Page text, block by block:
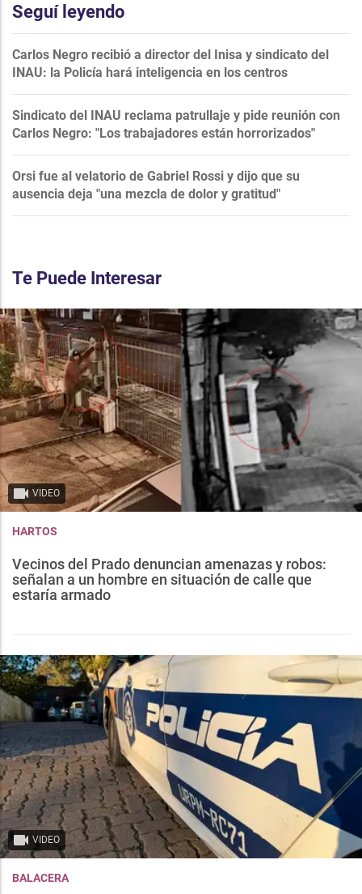
Seguí leyendo
Carlos Negro recibió a director del Inisa y sindicato del
INAU: la Policía hará inteligencia en los centros
Sindicato del INAU reclama patrullaje y pide reunión con
Carlos Negro: "Los trabajadores están horrorizados"
Orsi fue al velatorio de Gabriel Rossi y dijo que su
ausencia deja "una mezcla de dolor y gratitud"
Te Puede Interesar
VIDEO
HARTOS
Vecinos del Prado denuncian amenazas y robos:
señalan a un hombre en situación de calle que
estaría armado
VIDEO
BALACERA